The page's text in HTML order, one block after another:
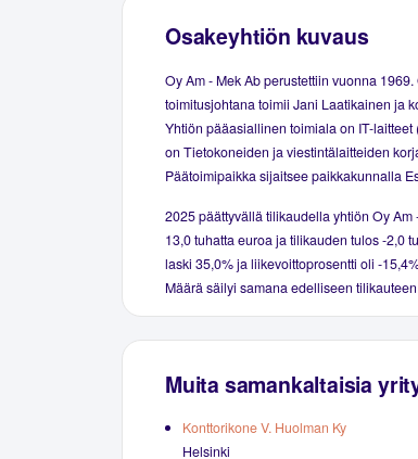
Osakeyhtiön kuvaus
Oy Am - Mek Ab perustettiin vuonna
toimitusjohtana toimii Jani Laatikainen ja
Yhtiön pääasiallinen toimiala on IT-
on Tietokoneiden ja viestintälaitteiden
Päätoimipaikka sijaitsee paikkakunnalla
2025 päättyvällä tilikaudella yhtiön Oy Am
13,0 tuhatta euroa ja tilikauden tulos -2,0
laski 35,0% ja liikevoittoprosentti oli -
Määrä säilyi samana edelliseen
Muita samankaltaisia
Konttorikone V. Huolman Ky
Helsinki